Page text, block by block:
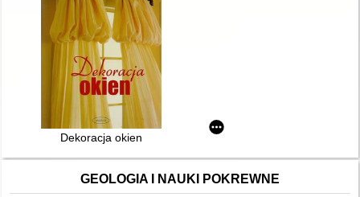
Dekoracja okien
GEOLOGIA I NAUKI POKREWNE